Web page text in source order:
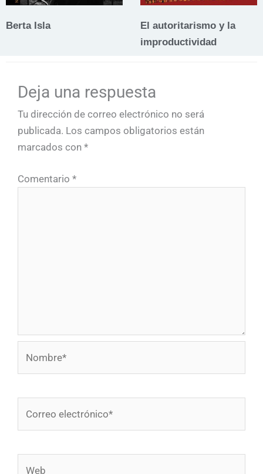
Berta Isla
El autoritarismo y la
improductividad
Deja una respuesta
Tu dirección de correo electrónico no será
publicada. Los campos obligatorios están
marcados con *
Comentario *